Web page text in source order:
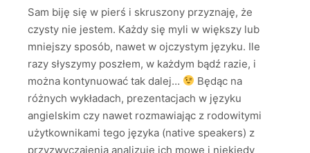
Sam biję się w pierś i skruszony przyznaję, że
czysty nie jestem. Każdy się myli w większy lub
mniejszy sposób, nawet w ojczystym języku. Ile
razy słyszymy poszłem, w każdym bądź razie, i
można kontynuować tak dalej…
Będąc na
różnych wykładach, prezentacjach w języku
angielskim czy nawet rozmawiając z rodowitymi
użytkownikami tego języka (native speakers) z
przyzwyczajenia analizuję ich mowę i niekiedy